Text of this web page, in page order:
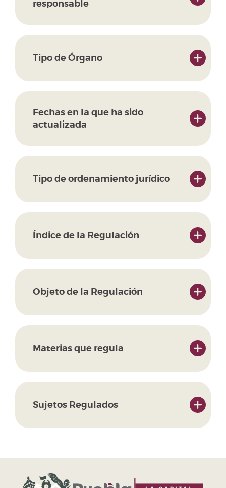
responsable
Tipo de Órgano
Fechas en la que ha sido
actualizada
Tipo de ordenamiento jurídico
Índice de la Regulación
Objeto de la Regulación
Materias que regula
Sujetos Regulados